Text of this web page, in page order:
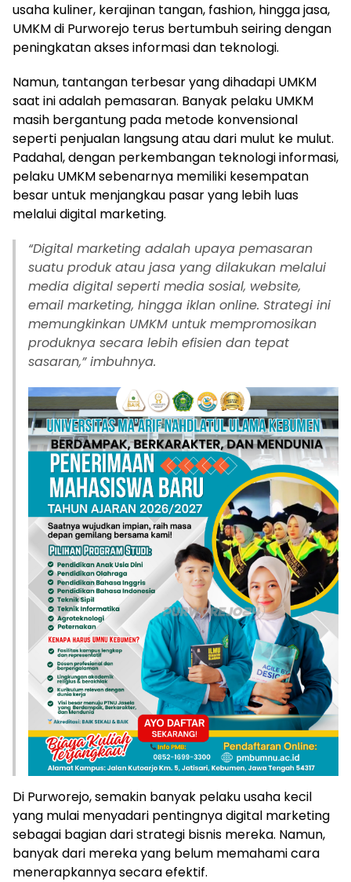
usaha kuliner, kerajinan tangan, fashion, hingga jasa,
UMKM di Purworejo terus bertumbuh seiring dengan
peningkatan akses informasi dan teknologi.
Namun, tantangan terbesar yang dihadapi UMKM
saat ini adalah pemasaran. Banyak pelaku UMKM
masih bergantung pada metode konvensional
seperti penjualan langsung atau dari mulut ke mulut.
Padahal, dengan perkembangan teknologi informasi,
pelaku UMKM sebenarnya memiliki kesempatan
besar untuk menjangkau pasar yang lebih luas
melalui digital marketing.
“Digital marketing adalah upaya pemasaran
suatu produk atau jasa yang dilakukan melalui
media digital seperti media sosial, website,
email marketing, hingga iklan online. Strategi ini
memungkinkan UMKM untuk mempromosikan
produknya secara lebih efisien dan tepat
sasaran,” imbuhnya.
Di Purworejo, semakin banyak pelaku usaha kecil
yang mulai menyadari pentingnya digital marketing
sebagai bagian dari strategi bisnis mereka. Namun,
banyak dari mereka yang belum memahami cara
menerapkannya secara efektif.